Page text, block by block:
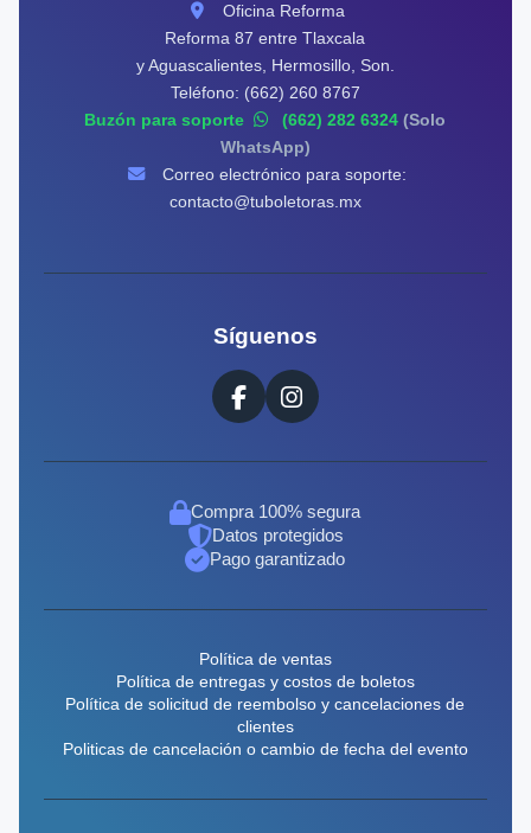
Oficina Reforma
Reforma 87 entre Tlaxcala
y Aguascalientes, Hermosillo, Son.
Teléfono: (662) 260 8767
Buzón para soporte
(662) 282 6324(Solo
WhatsApp)
Correo electrónico para soporte:
contacto@tuboletoras.mx
Síguenos
Compra 100% segura
Datos protegidos
Pago garantizado
Política de ventas
Política de entregas y costos de boletos
Política de solicitud de reembolso y cancelaciones de
clientes
Politicas de cancelación o cambio de fecha del evento